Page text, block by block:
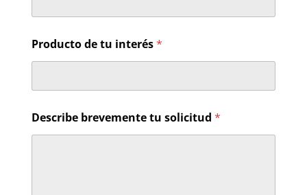
e
c
e
Producto de tu interés*
Describe brevemente tu solicitud *